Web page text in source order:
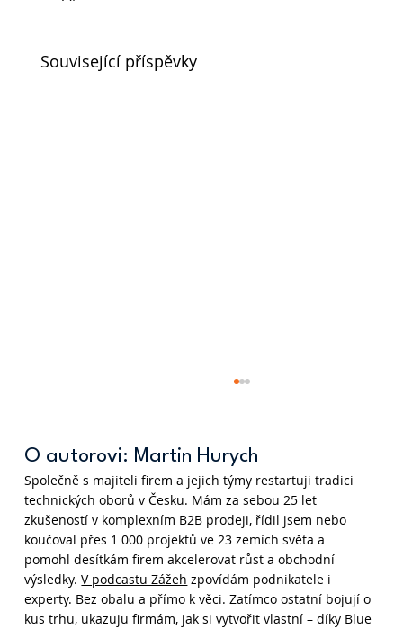
Související příspěvky
Továrna na zakázky se buduje jako
systém
O autorovi: Martin Hurych
Společně s majiteli firem a jejich týmy restartuji tradici
technických oborů v Česku. Mám za sebou 25 let
zkušeností v komplexním B2B prodeji, řídil jsem nebo
koučoval přes 1 000 projektů ve 23 zemích světa a
pomohl desítkám firem akcelerovat růst a obchodní
výsledky.V podcastu Zážeh zpovídám podnikatele i
experty. Bez obalu a přímo k věci. Zatímco ostatní bojují o
kus trhu, ukazuju firmám, jak si vytvořit vlastní – díky Blue